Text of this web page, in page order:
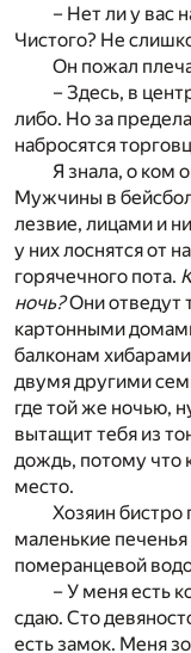
– Нет ли у вас
Чистого? Не
Он пожал
– Здесь, в
либо. Но за
набросятся
Я знала, о ком
Мужчины в
лезвие, лицами и
у них лоснятся от
горячечного пота.
ночь?Они отведут
картонными
балконам
двумя другими
где той же ночью,
вытащит тебя из
дождь, потому что
место.
Хозяин
маленькие
померанцевой
– У меня есть
сдаю. Сто
есть замок. Меня